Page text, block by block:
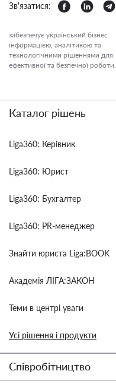
Зв'язатися:
забезпечує український бізнес
інформацією, аналітикою та
технологічними рішеннями для
ефективної та безпечної роботи.
Каталог рішень
Liga360: Керівник
Liga360: Юрист
Liga360: Бухгалтер
Liga360: PR-менеджер
Знайти юриста Liga:BOOK
Академія ЛІГА:ЗАКОН
Теми в центрі уваги
Усі рішення і продукти
Співробітництво